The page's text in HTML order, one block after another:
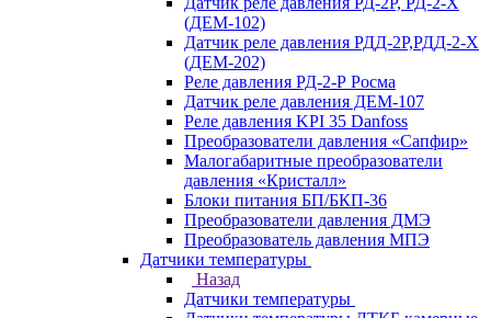
(ДЕМ-102)
Датчик реле давления РДД-2Р,РДД-2-Х
(ДЕМ-202)
Реле давления РД-2-Р Росма
Датчик реле давления ДЕМ-107
Реле давления KPI 35 Danfoss
Преобразователи давления «Сапфир»
Малогабаритные преобразователи
давления «Кристалл»
Блоки питания БП/БКП-36
Преобразователи давления ДМЭ
Преобразователь давления МПЭ
Датчики температуры
Назад
Датчики температуры